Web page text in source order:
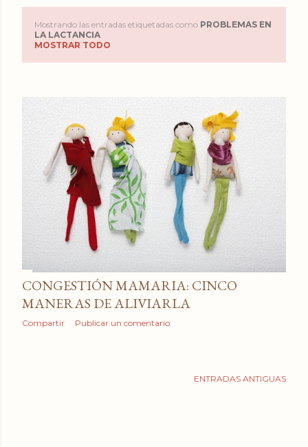
n
Mostrando las entradas etiquetadas como PROBLEMAS EN
LA LACTANCIA
MOSTRAR TODO
CONGESTIÓN MAMARIA: CINCO
MANERAS DE ALIVIARLA
Compartir Publicar un comentario
ENTRADAS ANTIGUAS